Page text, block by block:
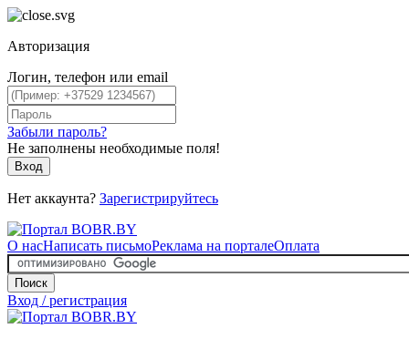
Авторизация
Логин, телефон или email
Забыли пароль?
Не заполнены необходимые поля!
Вход
Нет аккаунта? Зарегистрируйтесь
О насНаписать письмоРеклама на порталеОплата
Поиск
Вход / регистрация